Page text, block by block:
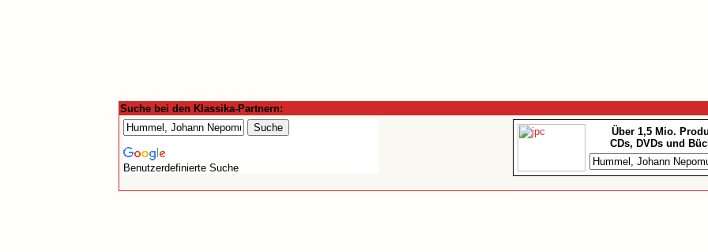
Suche bei den Klassika-Partnern:
Benutzerdefinierte Suche
Über 1,5 Mio.
CDs, DVDs und